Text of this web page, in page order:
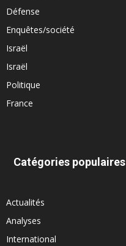
Défense
Enquêtes/société
Israël
Israël
Politique
France
Catégories populaires
Actualités
Analyses
International